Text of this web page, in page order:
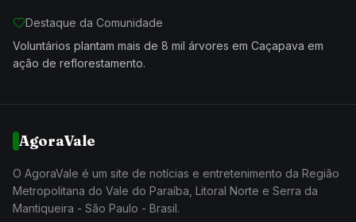
Destaque da Comunidade
Voluntários plantam mais de 8 mil árvores em Caçapava em
ação de reflorestamento.
AgoraVale
O AgoraVale é um site de notícias e entretenimento da Região
Metropolitana do Vale do Paraíba, Litoral Norte e Serra da
Mantiqueira - São Paulo - Brasil.